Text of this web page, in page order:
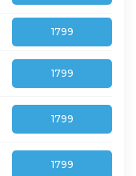
1799
1799
1799
1799